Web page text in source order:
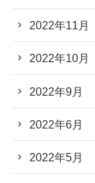
2022年11月
2022年10月
2022年9月
2022年6月
2022年5月